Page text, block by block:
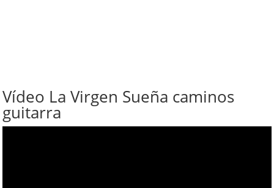
Vídeo La Virgen Sueña caminos
guitarra